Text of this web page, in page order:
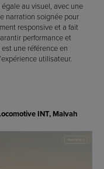
au visuel, avec une
narration soignée pour
responsive et a fait
performance et
une référence en
utilisateur.
INT, Malvah